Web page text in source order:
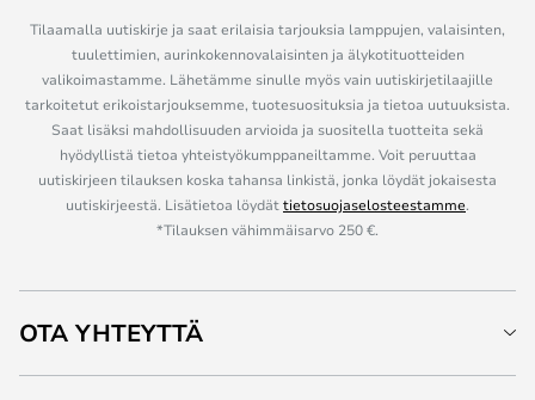
Tilaamalla uutiskirje ja saat erilaisia tarjouksia lamppujen, valaisinten,
tuulettimien, aurinkokennovalaisinten ja älykotituotteiden
valikoimastamme. Lähetämme sinulle myös vain uutiskirjetilaajille
tarkoitetut erikoistarjouksemme, tuotesuosituksia ja tietoa uutuuksista.
Saat lisäksi mahdollisuuden arvioida ja suositella tuotteita sekä
hyödyllistä tietoa yhteistyökumppaneiltamme. Voit peruuttaa
uutiskirjeen tilauksen koska tahansa linkistä, jonka löydät jokaisesta
uutiskirjeestä. Lisätietoa löydättietosuojaselosteestamme.
*Tilauksen vähimmäisarvo 250 €.
OTA YHTEYTTÄ